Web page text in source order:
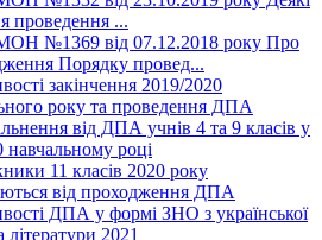
проведення ...
№1369 від 07.12.2018 року Про
Порядку провед...
закінчення 2019/2020
року та проведення ДПА
від ДПА учнів 4 та 9 класів у
навчальному році
11 класів 2020 року
від проходження ДПА
ДПА у формі ЗНО з української
літератури 2021